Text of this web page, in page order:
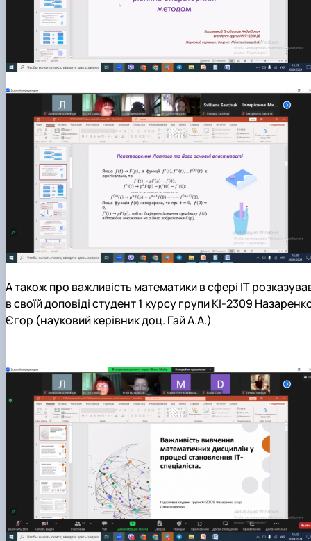
А також про важливість математики в сфері ІТ
в своїй доповіді студент 1 курсу групи КІ-2309
Єгор (науковий керівник доц. Гай А.А.)